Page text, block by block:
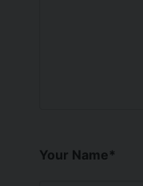
Your Name*